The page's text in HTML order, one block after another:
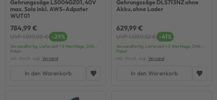
Gehrungssäge LS004GZ01, 40V
max. Solo inkl. AWS-Adpater
WUT01
784,99 €
UVP 1.109,08 € -29%
Versandfertig, Lieferzeit 1-3 Werktage, DHL-
Paket
inkl. MwSt. zzgl. Versand
In den Warenkorb
Gehrungssäge DLS713NZ ohne
Akku, ohne Lader
629,99 €
UVP 1.080,52 € -41%
Versandfertig, Lieferzeit 1-3 Werktage, DHL-
Paket
inkl. MwSt. zzgl. Versand
In den Warenkorb